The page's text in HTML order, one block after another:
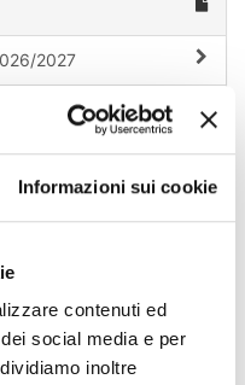
Informazioni sui cookie
contenuti ed
social media e per
inoltre
2027
con concorso di